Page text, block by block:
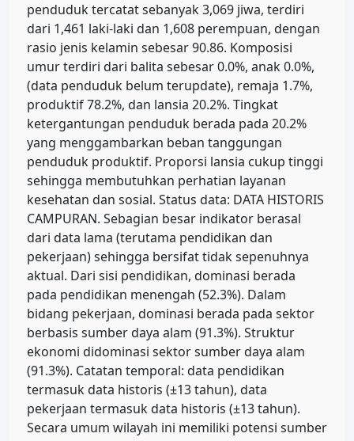
penduduk tercatat sebanyak 3,069 jiwa, terdiri
dari 1,461 laki-laki dan 1,608 perempuan, dengan
rasio jenis kelamin sebesar 90.86. Komposisi
umur terdiri dari balita sebesar 0.0%, anak 0.0%,
(data penduduk belum terupdate), remaja 1.7%,
produktif 78.2%, dan lansia 20.2%. Tingkat
ketergantungan penduduk berada pada 20.2%
yang menggambarkan beban tanggungan
penduduk produktif. Proporsi lansia cukup tinggi
sehingga membutuhkan perhatian layanan
kesehatan dan sosial. Status data: DATA HISTORIS
CAMPURAN. Sebagian besar indikator berasal
dari data lama (terutama pendidikan dan
pekerjaan) sehingga bersifat tidak sepenuhnya
aktual. Dari sisi pendidikan, dominasi berada
pada pendidikan menengah (52.3%). Dalam
bidang pekerjaan, dominasi berada pada sektor
berbasis sumber daya alam (91.3%). Struktur
ekonomi didominasi sektor sumber daya alam
(91.3%). Catatan temporal: data pendidikan
termasuk data historis (±13 tahun), data
pekerjaan termasuk data historis (±13 tahun).
Secara umum wilayah ini memiliki potensi sumber